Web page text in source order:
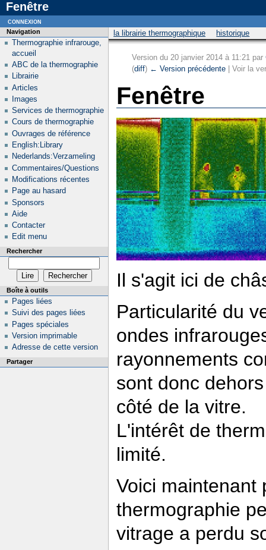
Fenêtre
la librairie thermographique historique
Version du 20 janvier 2014 à 11:21 par
(diff) ← Version précédente | Voir la
Fenêtre
Il s'agit ici de
Particularité du
ondes
rayonnements
sont donc
côté de la vitre.
L'intérêt de
limité.
Voici maintenant
thermographie
vitrage a perdu
Navigation
Thermographie infrarouge,
accueil
ABC de la thermographie
Librairie
Articles
Images
Services de thermographie
Cours de thermographie
Ouvrages de référence
English:Library
Nederlands:Verzameling
Commentaires/Questions
Modifications récentes
Page au hasard
Sponsors
Aide
Contacter
Edit menu
Rechercher
Boîte à outils
Pages liées
Suivi des pages liées
Pages spéciales
Version imprimable
Adresse de cette version
Partager
connexion